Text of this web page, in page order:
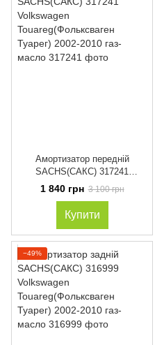
Амортизатор передній
SACHS(САКС) 317241
Volkswagen
Touareg(Фольксваген Туарег)
2002-2010 газ-масло
1 840 грн 3 100 грн
Купити
−49%